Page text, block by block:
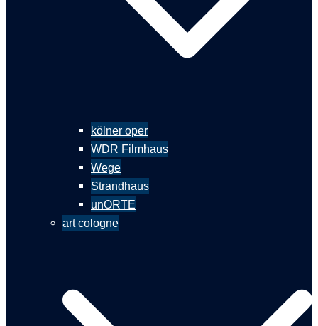
kölner oper
WDR Filmhaus
Wege
Strandhaus
unORTE
art cologne